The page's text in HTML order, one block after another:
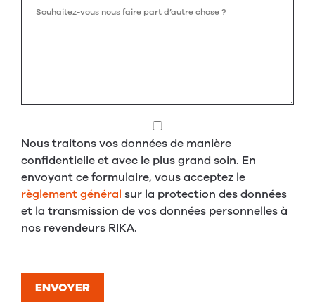
Nous traitons vos données de manière
confidentielle et avec le plus grand soin. En
envoyant ce formulaire, vous acceptez le
règlement général sur la protection des données
et la transmission de vos données personnelles à
nos revendeurs RIKA.
ENVOYER